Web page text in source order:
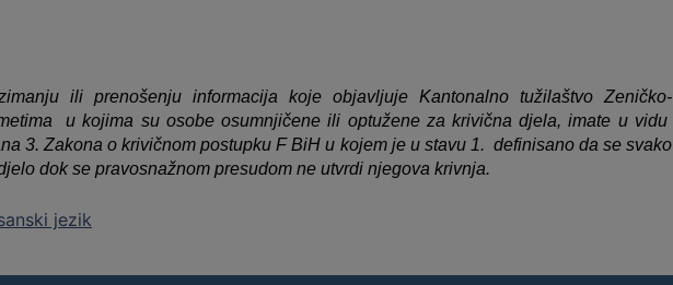
ili prenošenju informacija koje objavljuje Kantonalno tužilaštvo Zeničko-
u kojima su osobe osumnjičene ili optužene za krivična djela, imate u vidu
3. Zakona o krivičnom postupku F BiH u kojem je u stavu 1. definisano da se svako
dok se pravosnažnom presudom ne utvrdi njegova krivnja.
jezik